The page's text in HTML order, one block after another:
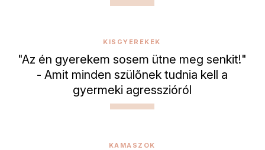
KISGYEREKEK
"Az én gyerekem sosem ütne meg senkit!"
- Amit minden szülőnek tudnia kell a
gyermeki agresszióról
KAMASZOK